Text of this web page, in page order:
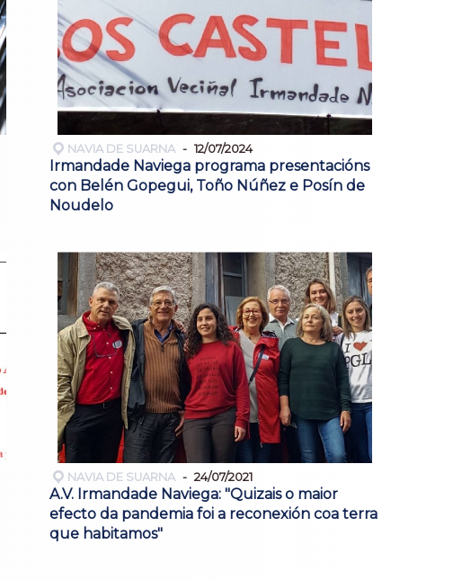
NAVIA DE SUARNA 12/07/2024
Irmandade Naviega programa presentacións
con Belén Gopegui, Toño Núñez e Posín de
Noudelo
NAVIA DE SUARNA 24/07/2021
A.V. Irmandade Naviega: "Quizais o maior
efecto da pandemia foi a reconexión coa terra
que habitamos"